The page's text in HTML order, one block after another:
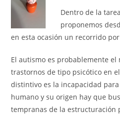
Dentro de la
proponemos
en esta ocasión un recorrido
El autismo es probablemente
trastornos de tipo psicótico en
distintivo es la incapacidad
humano y su origen hay que
tempranas de la estructuración